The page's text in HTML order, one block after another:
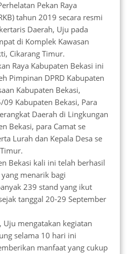
Pekan Raya
tahun 2019 secara resmi
Daerah, Uju pada
di Komplek Kawasan
Cikarang Timur.
Raya Kabupaten Bekasi ini
Pimpinan DPRD Kabupaten
Kabupaten Bekasi,
Kabupaten Bekasi, Para
Daerah di Lingkungan
Bekasi, para Camat se
Lurah dan Kepala Desa se
Bekasi kali ini telah berhasil
menarik bagi
239 stand yang ikut
tanggal 20-29 September
mengatakan kegiatan
selama 10 hari ini
manfaat yang cukup